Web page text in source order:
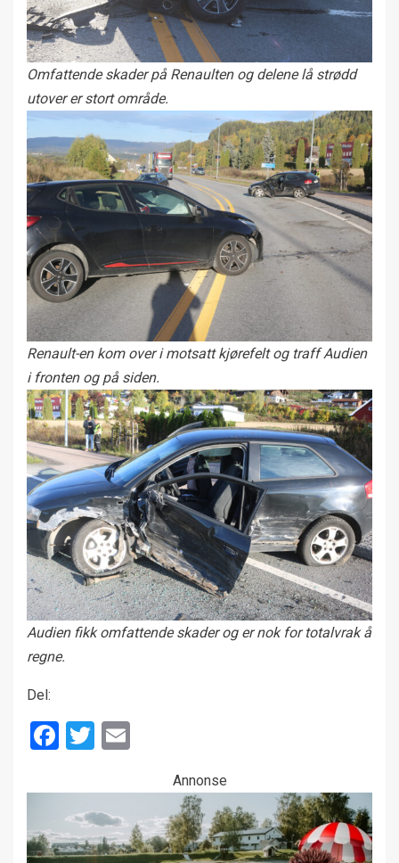
Omfattende skader på Renaulten og delene lå strødd
utover er stort område.
Renault-en kom over i motsatt kjørefelt og traff Audien
i fronten og på siden.
Audien fikk omfattende skader og er nok for totalvrak å
regne.
Del:
Facebook
Twitter
Annonse